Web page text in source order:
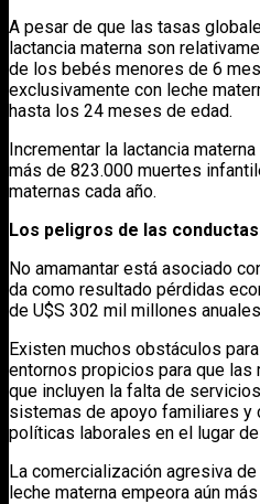
A pesar de que las tasas
lactancia materna son
de los bebés menores de 6
exclusivamente con leche
hasta los 24 meses de edad.
Incrementar la lactancia
más de 823.000 muertes
maternas cada año.
Los peligros de las
No amamantar está asociado
da como resultado pérdidas
de U$S 302 mil millones
Existen muchos obstáculos
entornos propicios para que las
que incluyen la falta de
sistemas de apoyo familiares y
políticas laborales en el lugar de
La comercialización agresiva
leche materna empeora aún